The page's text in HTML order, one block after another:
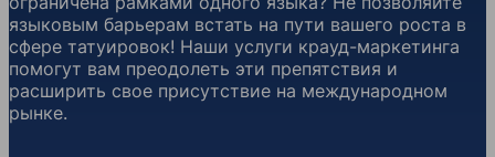
языковым барьерам встать на пути вашего роста в
сфере татуировок! Наши услуги крауд-маркетинга
помогут вам преодолеть эти препятствия и
расширить свое присутствие на международном
рынке.